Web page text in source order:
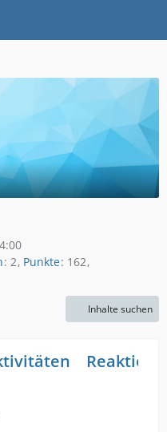
2 Punkte 162
Inhalte suchen